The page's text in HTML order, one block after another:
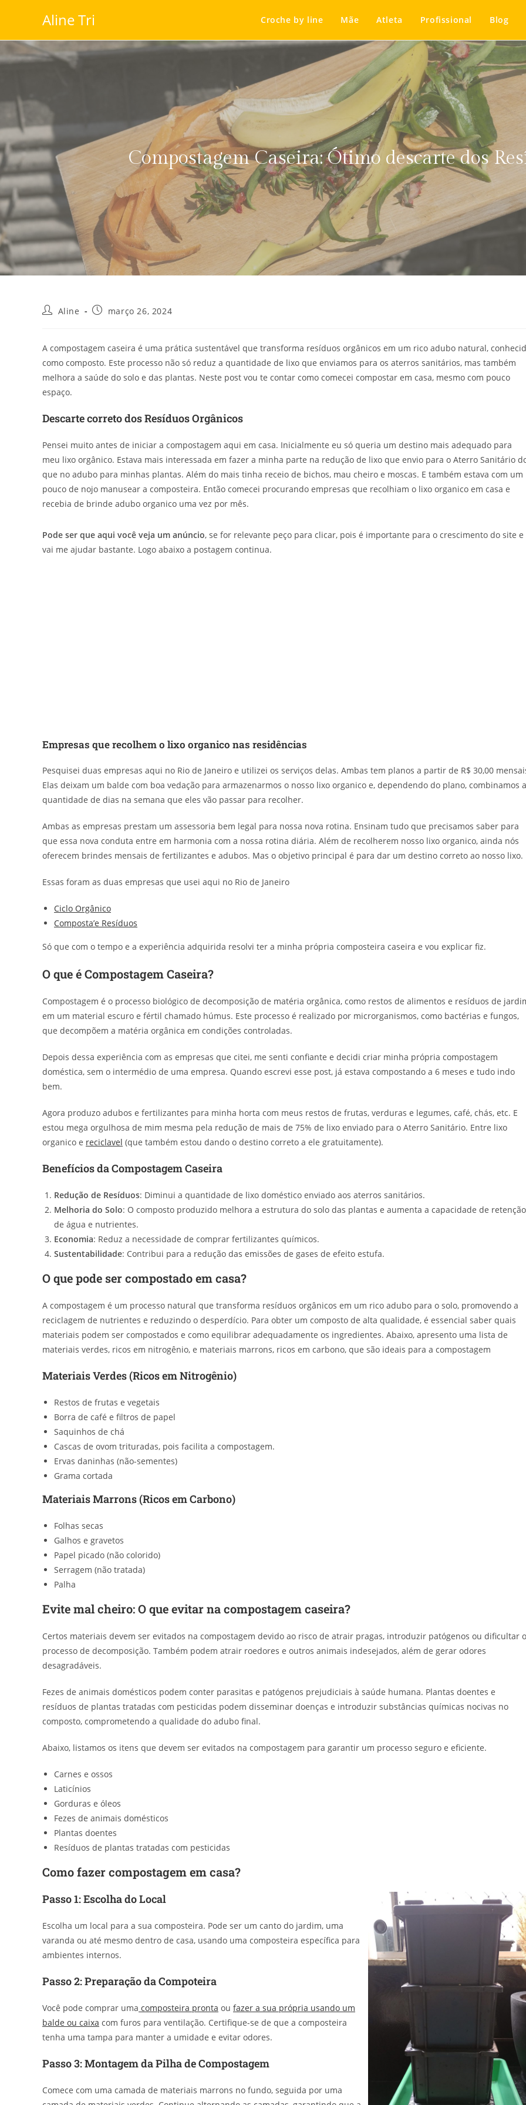
Aline Tri Croche by line Mãe Atleta Profissional Blog
Compostagem Caseira: Ótimo descarte dos
Aline março 26, 2024
A compostagem caseira é uma prática sustentável que transforma resíduos orgânicos em um rico adubo natural,
como composto. Este processo não só reduz a quantidade de lixo que enviamos para os aterros sanitários, mas também
melhora a saúde do solo e das plantas. Neste post vou te contar como comecei compostar em casa, mesmo com pouco
espaço.
Descarte correto dos Resíduos Orgânicos
Pensei muito antes de iniciar a compostagem aqui em casa. Inicialmente eu só queria um destino mais adequado para
meu lixo orgânico. Estava mais interessada em fazer a minha parte na redução de lixo que envio para o Aterro Sanitário
que no adubo para minhas plantas. Além do mais tinha receio de bichos, mau cheiro e moscas. E também estava com um
pouco de nojo manusear a composteira. Então comecei procurando empresas que recolhiam o lixo organico em casa e
recebia de brinde adubo organico uma vez por mês.
Pode ser que aqui você veja um anúncio, se for relevante peço para clicar, pois é importante para o crescimento do site e
vai me ajudar bastante. Logo abaixo a postagem continua.
Empresas que recolhem o lixo organico nas residências
Pesquisei duas empresas aqui no Rio de Janeiro e utilizei os serviços delas. Ambas tem planos a partir de R$ 30,00
Elas deixam um balde com boa vedação para armazenarmos o nosso lixo organico e, dependendo do plano, combinamos a
quantidade de dias na semana que eles vão passar para recolher.
Ambas as empresas prestam um assessoria bem legal para nossa nova rotina. Ensinam tudo que precisamos saber para
que essa nova conduta entre em harmonia com a nossa rotina diária. Além de recolherem nosso lixo organico, ainda nós
oferecem brindes mensais de fertilizantes e adubos. Mas o objetivo principal é para dar um destino correto ao nosso lixo.
Essas foram as duas empresas que usei aqui no Rio de Janeiro
Ciclo Orgânico
Composta’e Resíduos
Só que com o tempo e a experiência adquirida resolvi ter a minha própria composteira caseira e vou explicar fiz.
O que é Compostagem Caseira?
Compostagem é o processo biológico de decomposição de matéria orgânica, como restos de alimentos e resíduos de
em um material escuro e fértil chamado húmus. Este processo é realizado por microrganismos, como bactérias e fungos,
que decompõem a matéria orgânica em condições controladas.
Depois dessa experiência com as empresas que citei, me senti confiante e decidi criar minha própria compostagem
doméstica, sem o intermédio de uma empresa. Quando escrevi esse post, já estava compostando a 6 meses e tudo indo
bem.
Agora produzo adubos e fertilizantes para minha horta com meus restos de frutas, verduras e legumes, café, chás, etc. E
estou mega orgulhosa de mim mesma pela redução de mais de 75% de lixo enviado para o Aterro Sanitário. Entre lixo
organico e reciclavel (que também estou dando o destino correto a ele gratuitamente).
Benefícios da Compostagem Caseira
Redução de Resíduos: Diminui a quantidade de lixo doméstico enviado aos aterros sanitários.
Melhoria do Solo: O composto produzido melhora a estrutura do solo das plantas e aumenta a capacidade de retenção
de água e nutrientes.
Economia: Reduz a necessidade de comprar fertilizantes químicos.
Sustentabilidade: Contribui para a redução das emissões de gases de efeito estufa.
O que pode ser compostado em casa?
A compostagem é um processo natural que transforma resíduos orgânicos em um rico adubo para o solo, promovendo a
reciclagem de nutrientes e reduzindo o desperdício. Para obter um composto de alta qualidade, é essencial saber quais
materiais podem ser compostados e como equilibrar adequadamente os ingredientes. Abaixo, apresento uma lista de
materiais verdes, ricos em nitrogênio, e materiais marrons, ricos em carbono, que são ideais para a compostagem
Materiais Verdes (Ricos em Nitrogênio)
Restos de frutas e vegetais
Borra de café e filtros de papel
Saquinhos de chá
Cascas de ovom trituradas, pois facilita a compostagem.
Ervas daninhas (não-sementes)
Grama cortada
Materiais Marrons (Ricos em Carbono)
Folhas secas
Galhos e gravetos
Papel picado (não colorido)
Serragem (não tratada)
Palha
Evite mal cheiro: O que evitar na compostagem caseira?
Certos materiais devem ser evitados na compostagem devido ao risco de atrair pragas, introduzir patógenos ou dificultar o
processo de decomposição. Também podem atrair roedores e outros animais indesejados, além de gerar odores
desagradáveis.
Fezes de animais domésticos podem conter parasitas e patógenos prejudiciais à saúde humana. Plantas doentes e
resíduos de plantas tratadas com pesticidas podem disseminar doenças e introduzir substâncias químicas nocivas no
composto, comprometendo a qualidade do adubo final.
Abaixo, listamos os itens que devem ser evitados na compostagem para garantir um processo seguro e eficiente.
Carnes e ossos
Laticínios
Gorduras e óleos
Fezes de animais domésticos
Plantas doentes
Resíduos de plantas tratadas com pesticidas
Como fazer compostagem em casa?
Passo 1: Escolha do Local
Escolha um local para a sua composteira. Pode ser um canto do jardim, uma
varanda ou até mesmo dentro de casa, usando uma composteira específica para
ambientes internos.
Passo 2: Preparação da Compoteira
Você pode comprar uma composteira pronta ou fazer a sua própria usando um
balde ou caixa com furos para ventilação. Certifique-se de que a composteira
tenha uma tampa para manter a umidade e evitar odores.
Passo 3: Montagem da Pilha de Compostagem
Comece com uma camada de materiais marrons no fundo, seguida por uma